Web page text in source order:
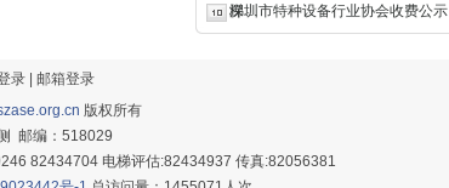
梯…
深圳市特种设备行业协会收费公示
录| 邮箱登录
版权所有
邮编：518029
82434704 电梯评估:82434937 传真:82056381